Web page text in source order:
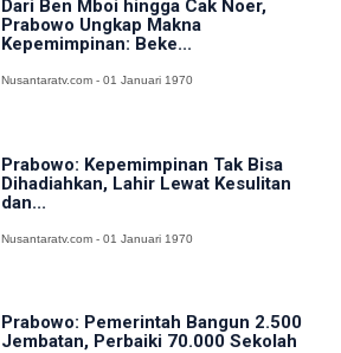
Dari Ben Mboi hingga Cak Noer,
Prabowo Ungkap Makna
Kepemimpinan: Beke...
Nusantaratv.com - 01 Januari 1970
Prabowo: Kepemimpinan Tak Bisa
Dihadiahkan, Lahir Lewat Kesulitan
dan...
Nusantaratv.com - 01 Januari 1970
Prabowo: Pemerintah Bangun 2.500
Jembatan, Perbaiki 70.000 Sekolah